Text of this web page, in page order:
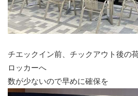
チエックイン前、チックアウト後の
ロッカーへ
数が少ないので早めに確保を